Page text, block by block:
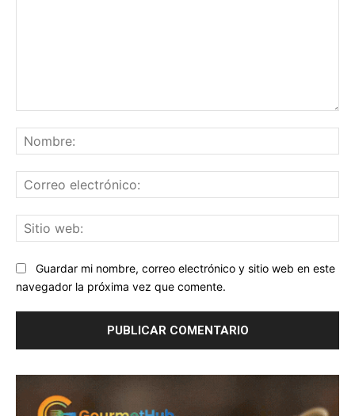
Guardar mi nombre, correo electrónico y sitio web en este
navegador la próxima vez que comente.